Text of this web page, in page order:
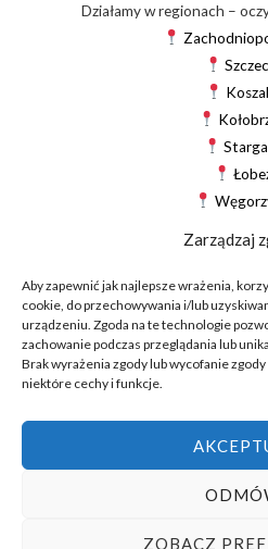
Zarządzaj
Aby zapewnić jak najlepsze wrażenia,
cookie, do przechowywania i/lub
urządzeniu. Zgoda na te technologie
zachowanie podczas przeglądania lub
Brak wyrażenia zgody lub wycofanie
niektóre cechy i funkcje.
ZOBACZ
Działamy w regionach –